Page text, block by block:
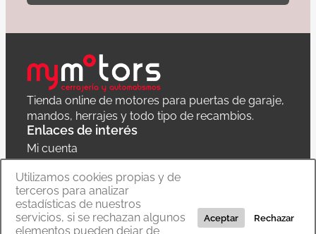
Tienda online de motores para puertas de garaje,
mandos, herrajes y todo tipo de recambios.
Enlaces de interés
Mi cuenta
Política de privacidad
Carrito
Utilizamos cookies propias y de
terceros para analizar
estadísticas de nuestros
servicios, si se rechazan algunos
elementos pueden dejar de
Aceptar Rechazar